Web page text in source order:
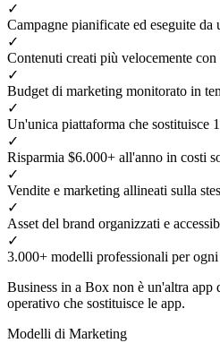
✓
Campagne pianificate ed eseguite da
✓
Contenuti creati più velocemente
✓
Budget di marketing monitorato in
✓
Un'unica piattaforma che sostituisce
✓
Risparmia $6.000+ all'anno in costi
✓
Vendite e marketing allineati sulla
✓
Asset del brand organizzati e
✓
3.000+ modelli professionali per
Business in a Box non è un'altra app
operativo che sostituisce le app.
Modelli di Marketing